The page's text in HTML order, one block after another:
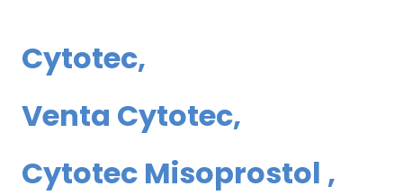
Cytotec,
Venta Cytotec,
Cytotec Misoprostol ,